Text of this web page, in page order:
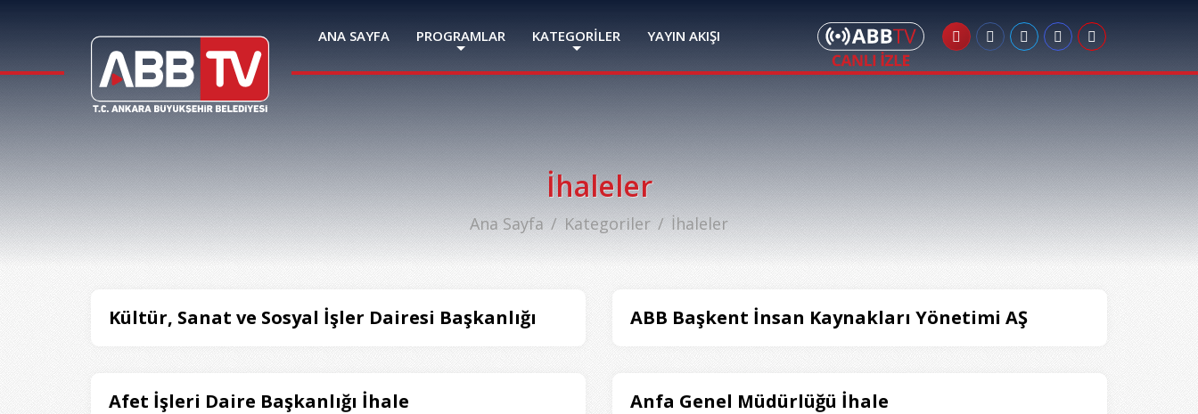
ANA SAYFA PROGRAMLAR KATEGORİLER YAYIN AKIŞI
İhaleler
Ana Sayfa Kategoriler İhaleler
Kültür, Sanat ve Sosyal İşler Dairesi Başkanlığı ABB Başkent İnsan Kaynakları Yönetimi AŞ
Afet İşleri Daire Başkanlığı İhale Anfa Genel Müdürlüğü İhale